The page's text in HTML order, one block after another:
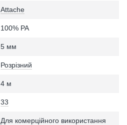
Attache
100% PA
5 мм
Розрізний
4 м
33
Для комерційного використання